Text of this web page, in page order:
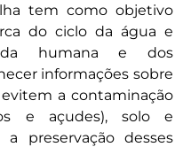
tem como objetivo
do ciclo da água e
humana e dos
informações sobre
a contaminação
e açudes), solo e
preservação desses